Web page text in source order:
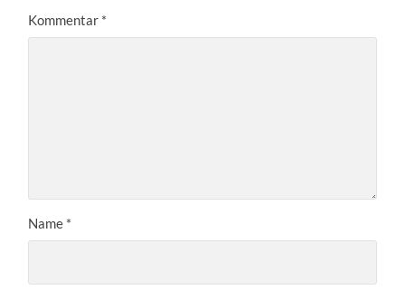
Kommentar *
Name *